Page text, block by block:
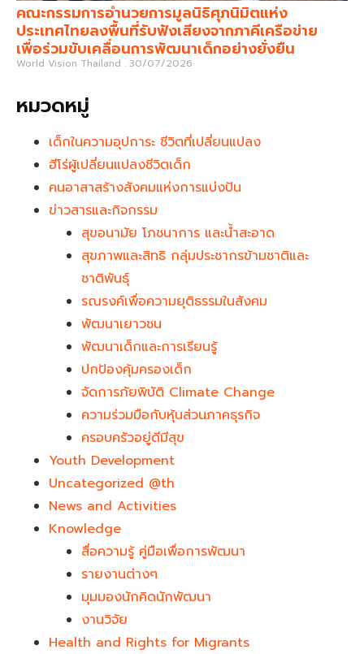
คณะกรรมการอำนวยการมูลนิธิศุภนิมิตแห่ง
ประเทศไทยลงพื้นที่รับฟังเสียงจากภาคีเครือข่าย
เพื่อร่วมขับเคลื่อนการพัฒนาเด็กอย่างยั่งยืน
World Vision Thailand 30/07/2026
หมวดหมู่
เด็กในความอุปการะ ชีวิตที่เปลี่ยนแปลง
ฮีโร่ผู้เปลี่ยนแปลงชีวิตเด็ก
คนอาสาสร้างสังคมแห่งการแบ่งปัน
ข่าวสารและกิจกรรม
สุขอนามัย โภชนาการ และน้ำสะอาด
สุขภาพและสิทธิ กลุ่มประชากรข้ามชาติและ
ชาติพันธุ์
รณรงค์เพื่อความยุติธรรมในสังคม
พัฒนาเยาวชน
พัฒนาเด็กและการเรียนรู้
ปกป้องคุ้มครองเด็ก
จัดการภัยพิบัติ Climate Change
ความร่วมมือกับหุ้นส่วนภาคธุรกิจ
ครอบครัวอยู่ดีมีสุข
Youth Development​
Uncategorized @th
News and Activities
Knowledge
สื่อความรู้ คู่มือเพื่อการพัฒนา
รายงานต่างๆ
มุมมองนักคิดนักพัฒนา
งานวิจัย
Health and Rights for Migrants